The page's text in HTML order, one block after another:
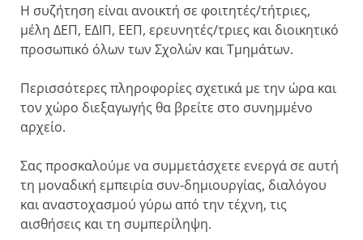
Η συζήτηση είναι ανοικτή σε φοιτητές/τήτριες,
μέλη ΔΕΠ, ΕΔΙΠ, ΕΕΠ, ερευνητές/τριες και διοικητικό
προσωπικό όλων των Σχολών και Τμημάτων.
Περισσότερες πληροφορίες σχετικά με την ώρα και
τον χώρο διεξαγωγής θα βρείτε στο συνημμένο
αρχείο.
Σας προσκαλούμε να συμμετάσχετε ενεργά σε αυτή
τη μοναδική εμπειρία συν-δημιουργίας, διαλόγου
και αναστοχασμού γύρω από την τέχνη, τις
αισθήσεις και τη συμπερίληψη.